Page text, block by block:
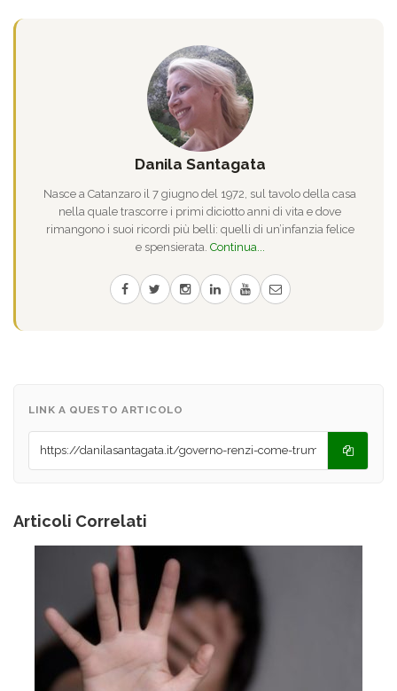
Danila Santagata
Nasce a Catanzaro il 7 giugno del 1972, sul tavolo della casa
nella quale trascorre i primi diciotto anni di vita e dove
rimangono i suoi ricordi più belli: quelli di un’infanzia felice
e spensierata. Continua...
LINK A QUESTO ARTICOLO
Articoli Correlati